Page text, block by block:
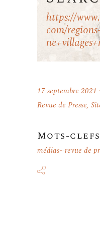
https://
com/
17 septembre 2021
Revue de Presse,
Mots-
médias revue de